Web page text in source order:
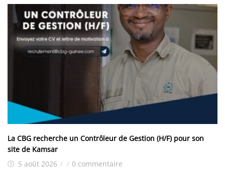
La CBG recherche un Contrôleur de Gestion (H/F) pour son
site de Kamsar
5 août 2026 / / 0 commentaire